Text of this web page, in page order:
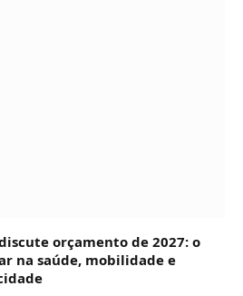
discute orçamento de 2027: o
na saúde, mobilidade e